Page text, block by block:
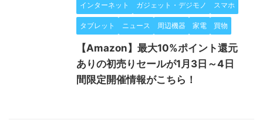
インターネット ガジェット・デジモノ スマホ
タブレット ニュース 周辺機器 家電 買物
【Amazon】最大10%ポイント還元
ありの初売りセールが1月3日～4日
間限定開催情報がこちら！